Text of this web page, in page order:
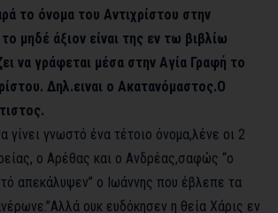
το όνομα του Αντιχρίστου στην
μηδέ άξιον είναι της εν τω βιβλίω
να γράφεται μέσα στην Αγία Γραφή το
Δηλ.ειναι ο Ακατανόμαστος.O
γίνει γνωστό ένα τέτοιο όνομα,λένε οι 2
ο Αρέθας και ο Ανδρέας,σαφώς “ο
απεκάλυψεν” ο Ιωάννης που έβλεπε τα
ουκ ευδόκησεν η θεία Χάρις εν